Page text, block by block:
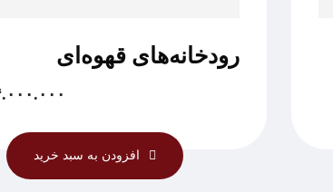
رودخانه‌های قهوه‌ای
افزودن به سبد خرید